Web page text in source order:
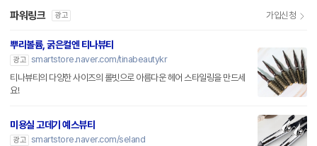
파워링크 광고 가입신청
뿌리볼륨, 굵은컬엔 티나뷰티
광고 smartstore.naver.com/tinabeautykr
티나뷰티의 다양한 사이즈의 롤빗으로 아름다운 헤어 스타일링을 만드세
요!
미용실 고데기 예스뷰티
광고 smartstore.naver.com/seland